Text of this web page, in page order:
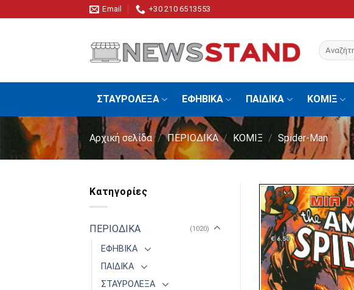
to
Email +30 210 6513553
Αναζήτηση
για:
ΣΤΑΥΡΟΛΕΞΑ ΕΦΗΒΙΚΑ ΠΑΙΔΙΚΑ ΚΟΜΙΞ
Αρχική σελίδα / ΠΕΡΙΟΔΙΚΑ / ΚΟΜΙΞ / Spider-Man
Κατηγορίες
ΠΕΡΙΟΔΙΚΑ (1020)
ΕΦΗΒΙΚΑ
ΠΑΙΔΙΚΑ
ΣΤΑΥΡΟΛΕΞΑ